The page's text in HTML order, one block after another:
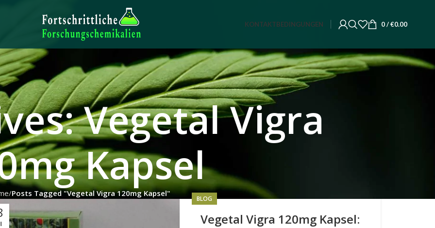
KONTAKTBEDINGUNGEN 0/ €0.00
Vegetal Vigra
Kapsel
Posts Tagged "Vegetal Vigra 120mg Kapsel"
BLOG
Vegetal Vigra 120mg Kapsel: